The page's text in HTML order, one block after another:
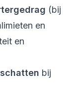
(bij
en
en
bij